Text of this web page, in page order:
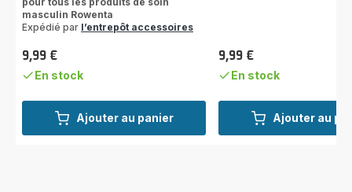
Ajouter au panier
étoiles
(moyenne)
masculin Rowenta
Expédié par l’entrepôt accessoires
Prix
9,99 €
En stock
Ajouter au
Prix
9,99 €
En stock